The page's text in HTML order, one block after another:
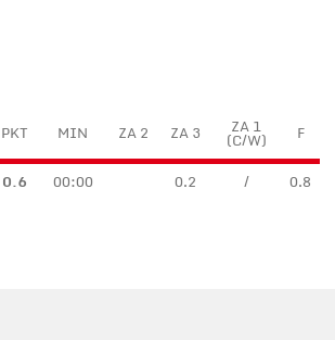
PKT MIN ZA 2 ZA 3 ZA 1
(C/W) F
0.6 00:00 0.2 / 0.8